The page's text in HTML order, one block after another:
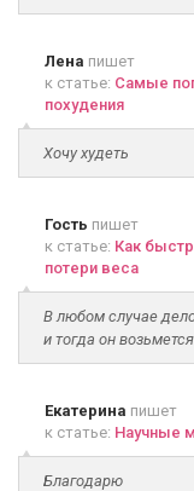
Лена пишет
к статье: Самые
похудения
Хочу худеть
Гость пишет
к статье: Как
потери веса
В любом случае
и тогда он
Екатерина пишет
к статье: Научные
Благодарю